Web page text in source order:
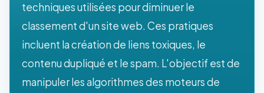
techniques utilisées pour diminuer le
classement d'un site web. Ces pratiques
incluent la création de liens toxiques, le
contenu dupliqué et le spam. L'objectif est de
manipuler les algorithmes des moteurs de